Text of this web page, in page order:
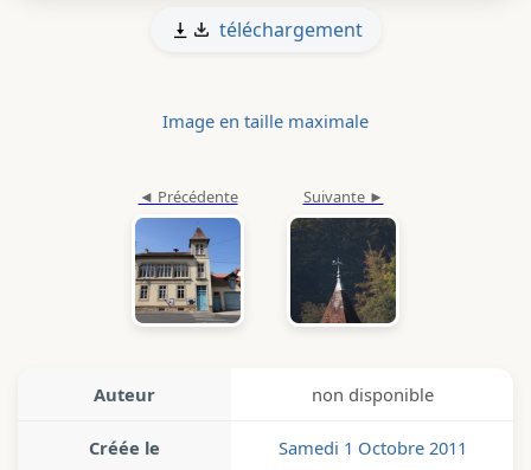
téléchargement
Image en taille maximale
Auteur non disponible
Créée le Samedi 1 Octobre 2011